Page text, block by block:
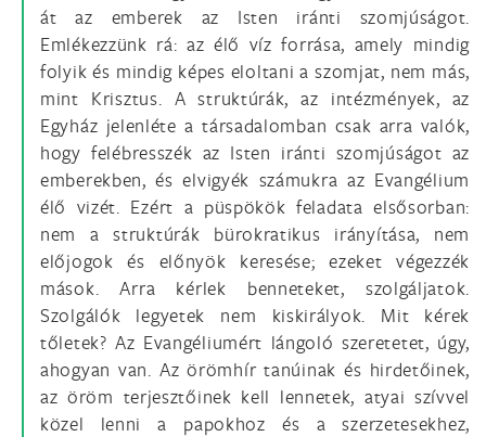
át az emberek az Isten iránti szomjúságot.
Emlékezzünk rá: az élő víz forrása, amely mindig
folyik és mindig képes eloltani a szomjat, nem más,
mint Krisztus. A struktúrák, az intézmények, az
Egyház jelenléte a társadalomban csak arra valók,
hogy felébresszék az Isten iránti szomjúságot az
emberekben, és elvigyék számukra az Evangélium
élő vizét. Ezért a püspökök feladata elsősorban:
nem a struktúrák bürokratikus irányítása, nem
előjogok és előnyök keresése; ezeket végezzék
mások. Arra kérlek benneteket, szolgáljatok.
Szolgálók legyetek nem kiskirályok. Mit kérek
tőletek? Az Evangéliumért lángoló szeretetet, úgy,
ahogyan van. Az örömhír tanúinak és hirdetőinek,
az öröm terjesztőinek kell lennetek, atyai szívvel
közel lenni a papokhoz és a szerzetesekhez,